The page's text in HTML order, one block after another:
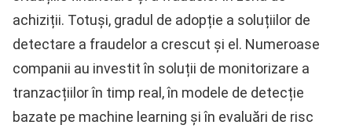
achiziții. Totuși, gradul de adopție a soluțiilor de
detectare a fraudelor a crescut și el. Numeroase
companii au investit în soluții de monitorizare a
tranzacțiilor în timp real, în modele de detecție
bazate pe machine learning și în evaluări de risc